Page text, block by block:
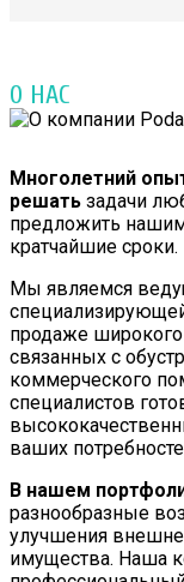
О НАС
Многолетний
решать задачи
предложить
кратчайшие сроки.
Мы являемся
продаже широкого
связанных с
коммерческого
специалистов
ваших
В нашем
разнообразные
улучшения
имущества. Наша